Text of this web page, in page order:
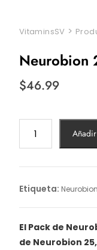
VitaminsSV >
Neurobion
$46.99
25000
PACK
cantidad
Etiqueta:
El Pack de
de Neurobion